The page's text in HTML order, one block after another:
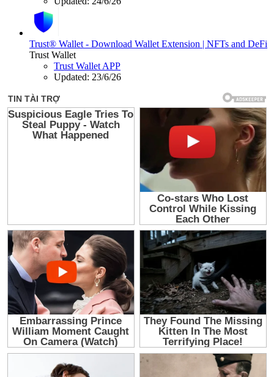
Trust® Wallet - Download Wallet Extension | NFTs and DeFi
Trust Wallet
Trust Wallet APP
Updated: 23/6/26